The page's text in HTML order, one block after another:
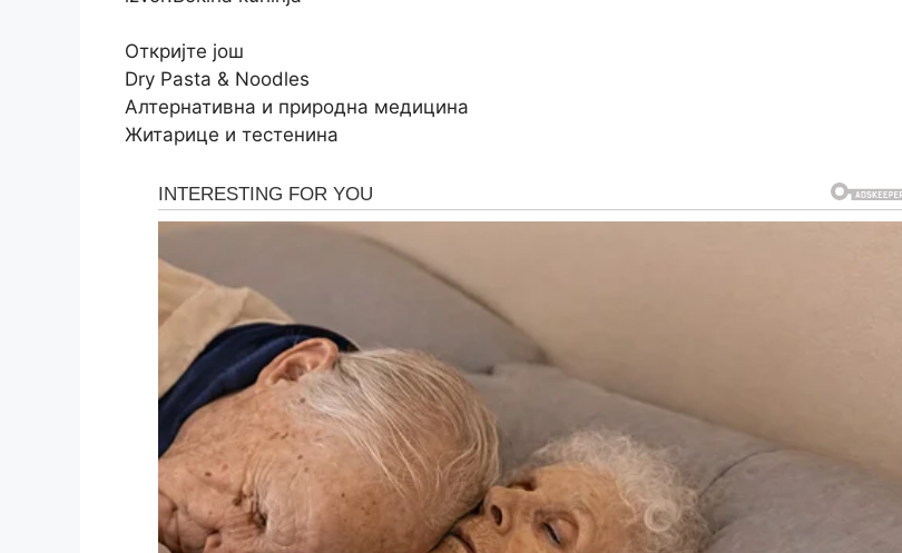
Откријте још
Dry Pasta & Noodles
Алтернативна и природна медицина
Житарице и тестенина